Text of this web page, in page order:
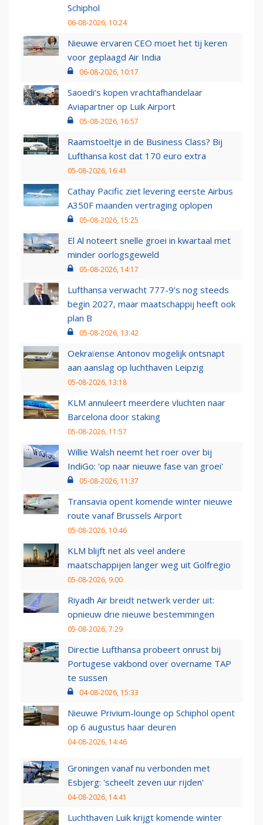
Schiphol
06-08-2026, 10:24
Nieuwe ervaren CEO moet het tij keren
voor geplaagd Air India
06-08-2026, 10:17
Saoedi’s kopen vrachtafhandelaar
Aviapartner op Luik Airport
05-08-2026, 16:57
Raamstoeltje in de Business Class? Bij
Lufthansa kost dat 170 euro extra
05-08-2026, 16:41
Cathay Pacific ziet levering eerste Airbus
A350F maanden vertraging oplopen
05-08-2026, 15:25
El Al noteert snelle groei in kwartaal met
minder oorlogsgeweld
05-08-2026, 14:17
Lufthansa verwacht 777-9’s nog steeds
begin 2027, maar maatschappij heeft ook
plan B
05-08-2026, 13:42
Oekraïense Antonov mogelijk ontsnapt
aan aanslag op luchthaven Leipzig
05-08-2026, 13:18
KLM annuleert meerdere vluchten naar
Barcelona door staking
05-08-2026, 11:57
Willie Walsh neemt het roer over bij
IndiGo: 'op naar nieuwe fase van groei'
05-08-2026, 11:37
Transavia opent komende winter nieuwe
route vanaf Brussels Airport
05-08-2026, 10:46
KLM blijft net als veel andere
maatschappijen langer weg uit Golfregio
05-08-2026, 9:00
Riyadh Air breidt netwerk verder uit:
opnieuw drie nieuwe bestemmingen
05-08-2026, 7:29
Directie Lufthansa probeert onrust bij
Portugese vakbond over overname TAP
te sussen
04-08-2026, 15:33
Nieuwe Privium-lounge op Schiphol opent
op 6 augustus haar deuren
04-08-2026, 14:46
Groningen vanaf nu verbonden met
Esbjerg: 'scheelt zeven uur rijden'
04-08-2026, 14:41
Luchthaven Luik krijgt komende winter